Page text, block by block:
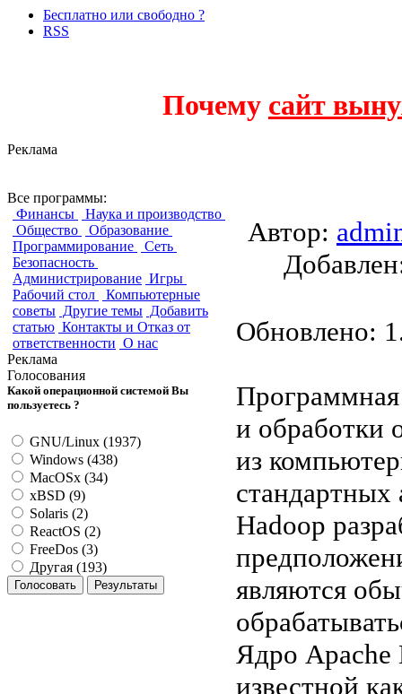
Бесплатно или свободно ?
RSS
Почему сайт
Реклама
Все программы:
Финансы
Наука и производство
Общество
Образование
Программирование
Сеть
Безопасность
Администрирование Игры
Рабочий стол
Компьютерные
советы Другие темы Добавить
статью Контакты и Отказ от
ответственности О нас
Реклама
Голосования
Какой операционной системой Вы
пользуетесь ?
GNU/Linux (1937)
Windows (438)
MacOSx (34)
xBSD (9)
Solaris (2)
ReactOS (2)
FreeDos (3)
Другая (193)
Автор:
Обновлено:
Программная
и обработки
из
стандартных
Hadoop
являются
Ядро Apache
известной